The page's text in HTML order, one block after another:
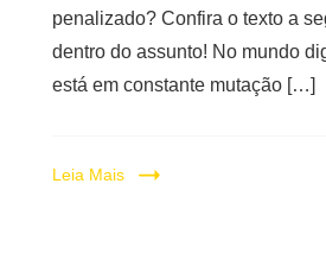
penalizado? Confira o texto a
dentro do assunto! No mundo
está em constante mutação […]
Leia Mais